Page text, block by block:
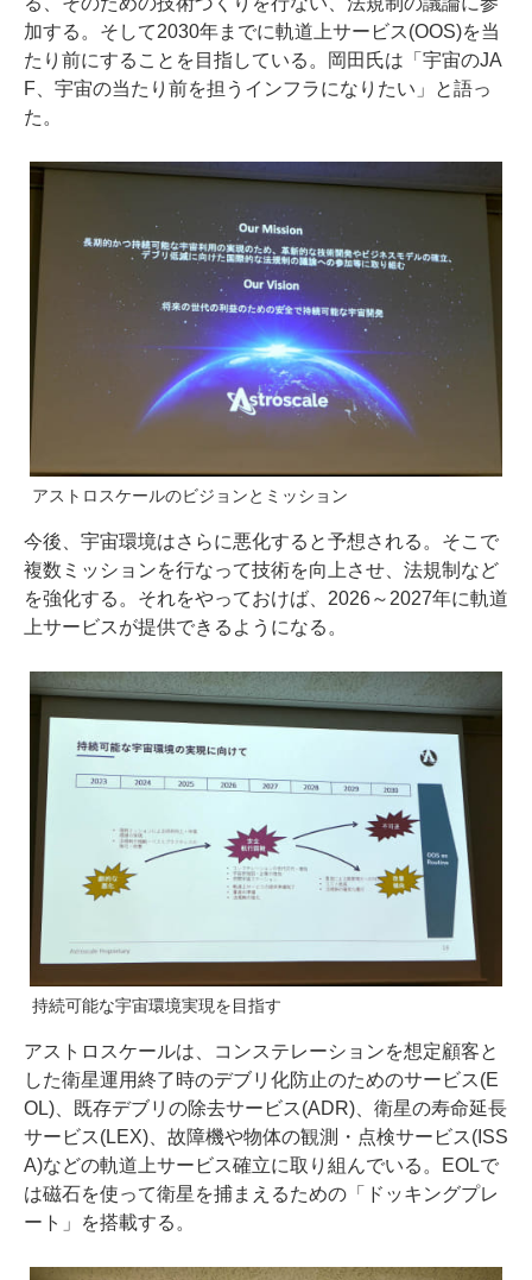
加する。そして2030年までに軌道上サービス(OOS)を当
たり前にすることを目指している。岡田氏は「宇宙のJA
F、宇宙の当たり前を担うインフラになりたい」と語っ
た。
アストロスケールのビジョンとミッション
今後、宇宙環境はさらに悪化すると予想される。そこで
複数ミッションを行なって技術を向上させ、法規制など
を強化する。それをやっておけば、2026～2027年に軌道
上サービスが提供できるようになる。
持続可能な宇宙環境実現を目指す
アストロスケールは、コンステレーションを想定顧客と
した衛星運用終了時のデブリ化防止のためのサービス(E
OL)、既存デブリの除去サービス(ADR)、衛星の寿命延長
サービス(LEX)、故障機や物体の観測・点検サービス(ISS
A)などの軌道上サービス確立に取り組んでいる。EOLで
は磁石を使って衛星を捕まえるための「ドッキングプレ
ート」を搭載する。